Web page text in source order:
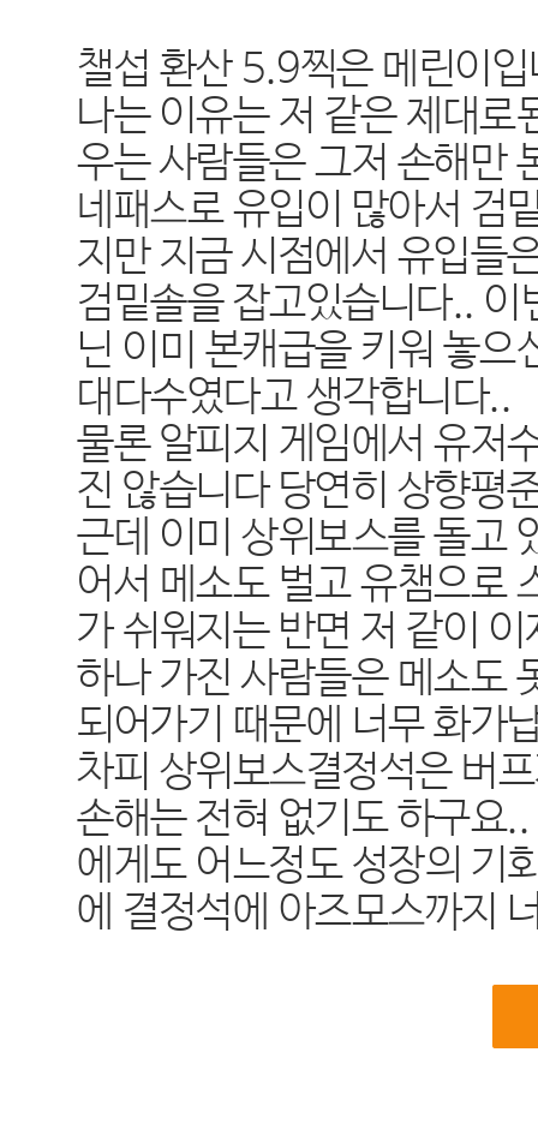
챌섭 환산 5.9찍은 메린이
나는 이유는 저 같은 제대
우는 사람들은 그저 손해만
네패스로 유입이 많아서 검
지만 지금 시점에서 유입들
검밑솔을 잡고있습니다..
닌 이미 본캐급을 키워 놓
대다수였다고 생각합니다..
물론 알피지 게임에서 유저
진 않습니다 당연히 상향평
근데 이미 상위보스를 돌고
어서 메소도 벌고 유챔으로
가 쉬워지는 반면 저 같이
하나 가진 사람들은 메소도
되어가기 때문에 너무 화가
차피 상위보스결정석은 버
손해는 전혀 없기도 하구요
에게도 어느정도 성장의 기
에 결정석에 아즈모스까지